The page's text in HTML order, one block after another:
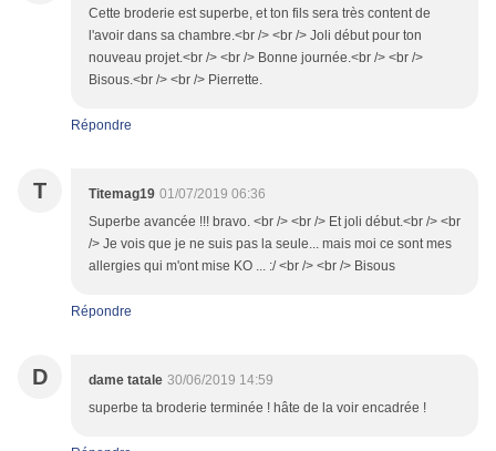
Cette broderie est superbe, et ton fils sera très content de
l'avoir dans sa chambre.<br /> <br /> Joli début pour ton
nouveau projet.<br /> <br /> Bonne journée.<br /> <br />
Bisous.<br /> <br /> Pierrette.
Répondre
T Titemag19 01/07/2019 06:36
Superbe avancée !!! bravo. <br /> <br /> Et joli début.<br /> <br
/> Je vois que je ne suis pas la seule... mais moi ce sont mes
allergies qui m'ont mise KO ... :/ <br /> <br /> Bisous
Répondre
D dame tatale 30/06/2019 14:59
superbe ta broderie terminée ! hâte de la voir encadrée !